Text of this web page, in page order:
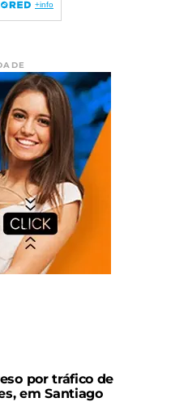
por tráfico de
em Santiago